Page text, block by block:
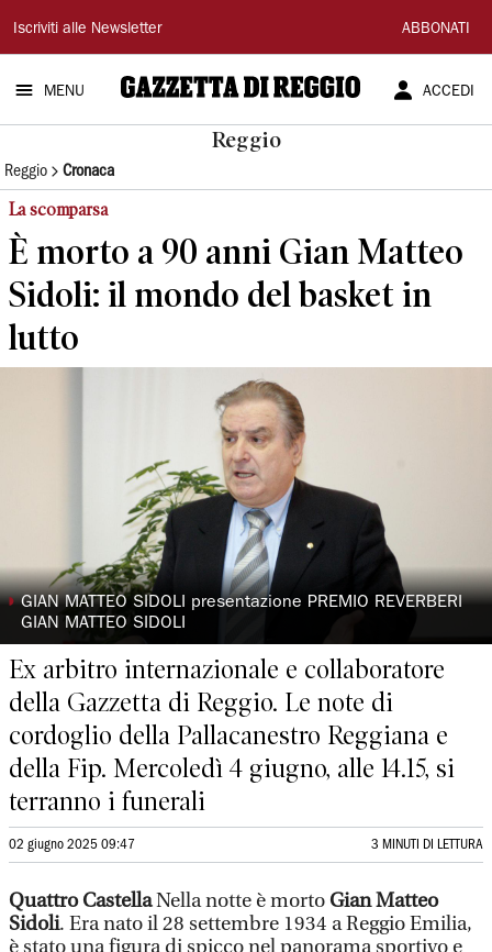
Gazzetta
di
Reggio
Iscriviti alle Newsletter ABBONATI
MENU ACCEDI
Reggio
Reggio Cronaca
La scomparsa
È morto a 90 anni Gian Matteo
Sidoli: il mondo del basket in
lutto
◗GIAN MATTEO SIDOLI presentazione PREMIO REVERBERI
GIAN MATTEO SIDOLI
Ex arbitro internazionale e collaboratore
della Gazzetta di Reggio. Le note di
cordoglio della Pallacanestro Reggiana e
della Fip. Mercoledì 4 giugno, alle 14.15, si
terranno i funerali
02 giugno 2025 09:47 3 MINUTI DI LETTURA
Quattro CastellaNella notte è mortoGian Matteo
Sidoli. Era nato il 28 settembre 1934 a Reggio Emilia,
è stato una figura di spicco nel panorama sportivo e